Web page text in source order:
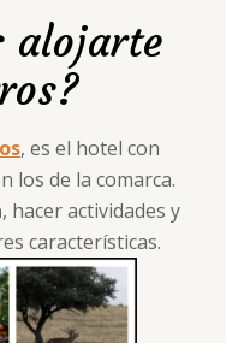
alojarte
, es el hotel con
los de la comarca.
, hacer actividades y
características.